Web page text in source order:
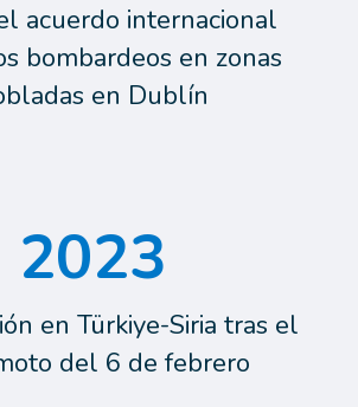
acuerdo internacional
bombardeos en zonas
en Dublín
2023
en Türkiye-Siria tras el
del 6 de febrero